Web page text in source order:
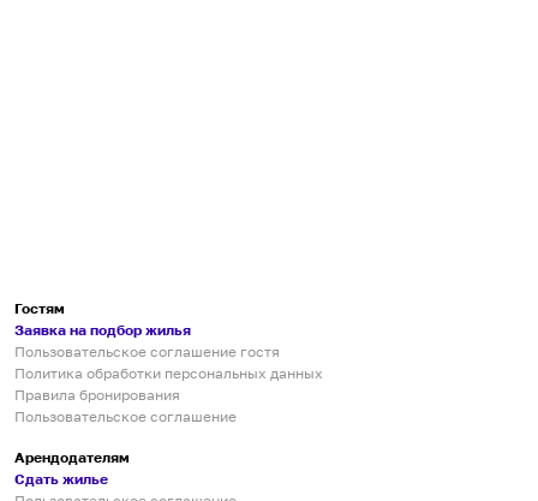
Гостям
Заявка на подбор жилья
Пользовательское соглашение гостя
Политика обработки персональных данных
Правила бронирования
Пользовательское соглашение
Арендодателям
Сдать жилье